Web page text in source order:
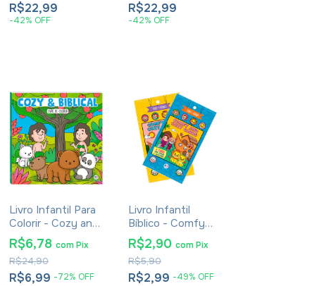
R$22,99
-42% OFF
R$22,99
-42% OFF
Livro Infantil Para
Colorir - Cozy and
Biblical
R$6,99 -72% OFF
R$24,90
R$6,78 comPix
Livro Infantil
Bíblico - Comfy
And Cozy 4 Cards
Para Colorir e
Colecionar
R$2,99 -49% OFF
R$5,90
R$2,90 comPix